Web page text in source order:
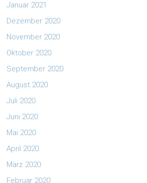
Januar 2021
Dezember 2020
November 2020
Oktober 2020
September 2020
August 2020
Juli 2020
Juni 2020
Mai 2020
April 2020
März 2020
Februar 2020